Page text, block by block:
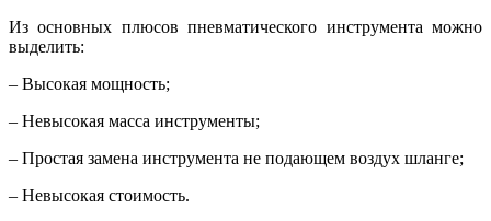
Из основных плюсов пневматического инструмента можно
выделить:
– Высокая мощность;
– Невысокая масса инструменты;
– Простая замена инструмента не подающем воздух шланге;
– Невысокая стоимость.